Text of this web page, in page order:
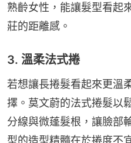
熟齡女性，能讓髮型看起
莊的距離感。
3. 溫柔法式捲
若想讓長捲髮看起來更溫
擇。莫文蔚的法式捲髮以
分線與微蓬髮根，讓臉部
型的造型精髓在於捲度不